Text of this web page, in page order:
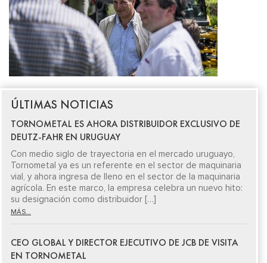
ÚLTIMAS NOTICIAS
TORNOMETAL ES AHORA DISTRIBUIDOR EXCLUSIVO DE
DEUTZ-FAHR EN URUGUAY
Con medio siglo de trayectoria en el mercado uruguayo,
Tornometal ya es un referente en el sector de maquinaria
vial, y ahora ingresa de lleno en el sector de la maquinaria
agrícola. En este marco, la empresa celebra un nuevo hito:
su designación como distribuidor […]
MÁS...
CEO GLOBAL Y DIRECTOR EJECUTIVO DE JCB DE VISITA
EN TORNOMETAL